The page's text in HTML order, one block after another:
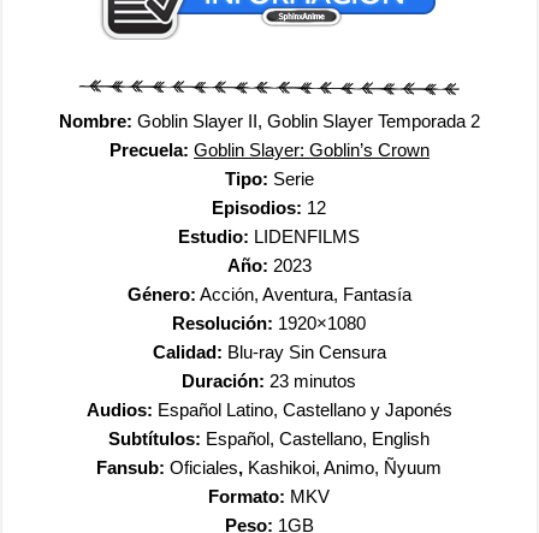
Nombre: Goblin Slayer II, Goblin Slayer Temporada 2
Precuela: Goblin Slayer: Goblin’s Crown
Tipo: Serie
Episodios: 12
Estudio: LIDENFILMS
Año: 2023
Género: Acción, Aventura, Fantasía
Resolución: 1920×1080
Calidad: Blu-ray Sin Censura
Duración: 23 minutos
Audios: Español Latino, Castellano y Japonés
Subtítulos: Español, Castellano, English
Fansub:Oficiales, Kashikoi, Animo, Ñyuum
Formato: MKV
Peso: 1GB